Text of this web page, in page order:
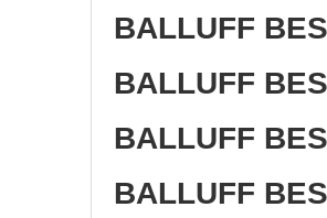
BALLUFF
BALLUFF
BALLUFF
BALLUFF